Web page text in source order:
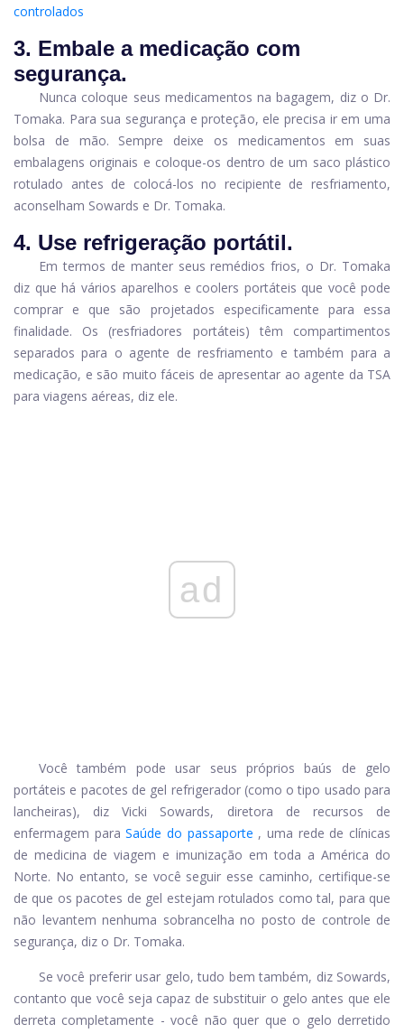
controlados
3. Embale a medicação com
segurança.
Nunca coloque seus medicamentos na bagagem, diz o Dr.
Tomaka. Para sua segurança e proteção, ele precisa ir em uma
bolsa de mão. Sempre deixe os medicamentos em suas
embalagens originais e coloque-os dentro de um saco plástico
rotulado antes de colocá-los no recipiente de resfriamento,
aconselham Sowards e Dr. Tomaka.
4. Use refrigeração portátil.
Em termos de manter seus remédios frios, o Dr. Tomaka
diz que há vários aparelhos e coolers portáteis que você pode
comprar e que são projetados especificamente para essa
finalidade. Os (resfriadores portáteis) têm compartimentos
separados para o agente de resfriamento e também para a
medicação, e são muito fáceis de apresentar ao agente da TSA
para viagens aéreas, diz ele.
ad
Você também pode usar seus próprios baús de gelo
portáteis e pacotes de gel refrigerador (como o tipo usado para
lancheiras), diz Vicki Sowards, diretora de recursos de
enfermagem para Saúde do passaporte , uma rede de clínicas
de medicina de viagem e imunização em toda a América do
Norte. No entanto, se você seguir esse caminho, certifique-se
de que os pacotes de gel estejam rotulados como tal, para que
não levantem nenhuma sobrancelha no posto de controle de
segurança, diz o Dr. Tomaka.
Se você preferir usar gelo, tudo bem também, diz Sowards,
contanto que você seja capaz de substituir o gelo antes que ele
derreta completamente - você não quer que o gelo derretido